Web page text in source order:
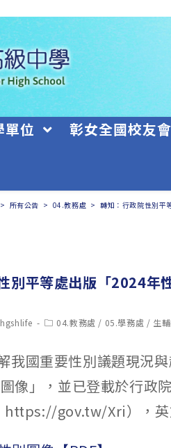
單位 彰女全國校友會
> 所有公告 > 04.教務處 > 轉知：行政院性別平
別平等處出版「2024年
Post04.教務處 / 05.學務處 / 生
我國重要性別議題現況
像」，並已登載於行政
https://gov.tw/Xri），英